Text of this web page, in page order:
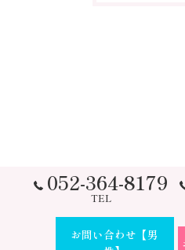
052-364-8179
TEL
お問い合わせ【男